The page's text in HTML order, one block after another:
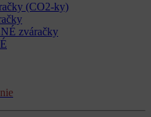
(CO2-ky)
zváračky